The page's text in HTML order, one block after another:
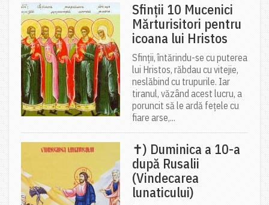
Sfinții 10 Mucenici
Mărturisitori pentru
icoana lui Hristos
Sfinții, întărindu-se cu puterea
lui Hristos, răbdau cu vitejie,
neslăbind cu trupurile. Iar
tiranul, văzând acest lucru, a
poruncit să le ardă fețele cu
fiare arse,...
✝) Duminica a 10-a
după Rusalii
(Vindecarea
lunaticului)